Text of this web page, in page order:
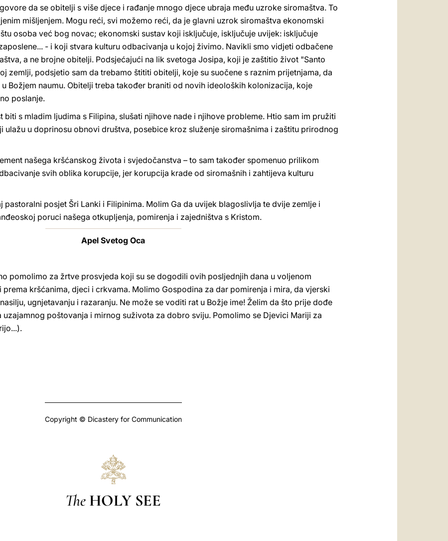
da se obitelji s više djece i rađanje mnogo djece ubraja među uzroke siromaštva. To
mišljenjem. Mogu reći, svi možemo reći, da je glavni uzrok siromaštva ekonomski
osoba već bog novac; ekonomski sustav koji isključuje, isključuje uvijek: isključuje
- i koji stvara kulturu odbacivanja u kojoj živimo. Navikli smo vidjeti odbačene
a ne brojne obitelji. Podsjećajući na lik svetoga Josipa, koji je zaštitio život "Santo
zemlji, podsjetio sam da trebamo štititi obitelji, koje su suočene s raznim prijetnjama, da
Božjem naumu. Obitelji treba također braniti od novih ideoloških kolonizacija, koje
poslanje.
biti s mladim ljudima s Filipina, slušati njihove nade i njihove probleme. Htio sam im pružiti
ulažu u doprinosu obnovi društva, posebice kroz služenje siromašnima i zaštitu prirodnog
našega kršćanskog života i svjedočanstva – to sam također spomenuo prilikom
svih oblika korupcije, jer korupcija krade od siromašnih i zahtijeva kulturu
pastoralni posjet Šri Lanki i Filipinima. Molim Ga da uvijek blagoslivlja te dvije zemlje i
poruci našega otkupljenja, pomirenja i zajedništva s Kristom.
Apel Svetog Oca
pomolimo za žrtve prosvjeda koji su se dogodili ovih posljednjih dana u voljenom
prema kršćanima, djeci i crkvama. Molimo Gospodina za dar pomirenja i mira, da vjerski
ugnjetavanju i razaranju. Ne može se voditi rat u Božje ime! Želim da što prije dođe
poštovanja i mirnog suživota za dobro sviju. Pomolimo se Djevici Mariji za
Copyright © Dicastery for Communication
The HOLY SEE